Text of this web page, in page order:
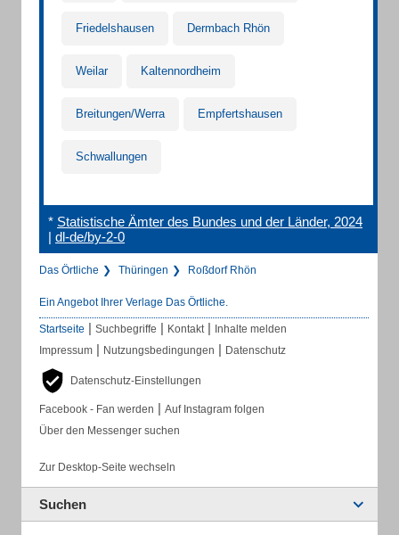
Friedelshausen Dermbach Rhön
Weilar Kaltennordheim
Breitungen/Werra Empfertshausen
Schwallungen
* Statistische Ämter des Bundes und der Länder, 2024
| dl-de/by-2-0
Das Örtliche Thüringen Roßdorf Rhön
Ein Angebot Ihrer Verlage Das Örtliche.
Startseite | Suchbegriffe | Kontakt | Inhalte melden
Impressum | Nutzungsbedingungen | Datenschutz
Datenschutz-Einstellungen
Facebook - Fan werden | Auf Instagram folgen
Über den Messenger suchen
Zur Desktop-Seite wechseln
Suchen